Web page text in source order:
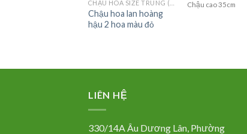
Chậu hoa lan hoàng
hậu 2 hoa màu đỏ
Chậu cao 35cm
LIÊN HỆ
330/14A Âu Dương Lân, Phường